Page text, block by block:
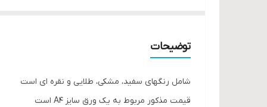
توضیحات
شامل رنگهای سفید، مشکی، طلایی و نقره ای است
قیمت مذکور مربوط به یک ورق سایز A4 است